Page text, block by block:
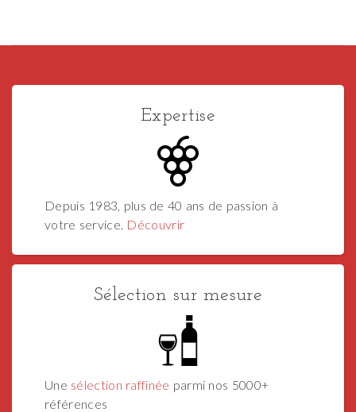
Expertise
Depuis 1983, plus de 40 ans de passion à
votre service. Découvrir
Sélection sur mesure
Une sélection raffinée parmi nos 5000+
références